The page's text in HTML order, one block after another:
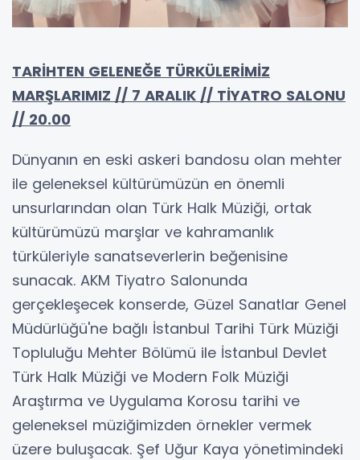
TARİHTEN GELENEĞE TÜRKÜLERİMİZ
MARŞLARIMIZ // 7 ARALIK // TİYATRO SALONU
// 20.00
Dünyanın en eski askeri bandosu olan mehter
ile geleneksel kültürümüzün en önemli
unsurlarından olan Türk Halk Müziği, ortak
kültürümüzü marşlar ve kahramanlık
türküleriyle sanatseverlerin beğenisine
sunacak. AKM Tiyatro Salonunda
gerçekleşecek konserde, Güzel Sanatlar Genel
Müdürlüğü'ne bağlı İstanbul Tarihi Türk Müziği
Topluluğu Mehter Bölümü ile İstanbul Devlet
Türk Halk Müziği ve Modern Folk Müziği
Araştırma ve Uygulama Korosu tarihi ve
geleneksel müziğimizden örnekler vermek
üzere buluşacak. Şef Uğur Kaya yönetimindeki